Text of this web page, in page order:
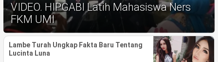
Profil
Opini
VIDEO. HIPGABI Latih Mahasiswa Ners
FKM UMI
Lambe Turah Ungkap Fakta Baru Tentang
Lucinta Luna